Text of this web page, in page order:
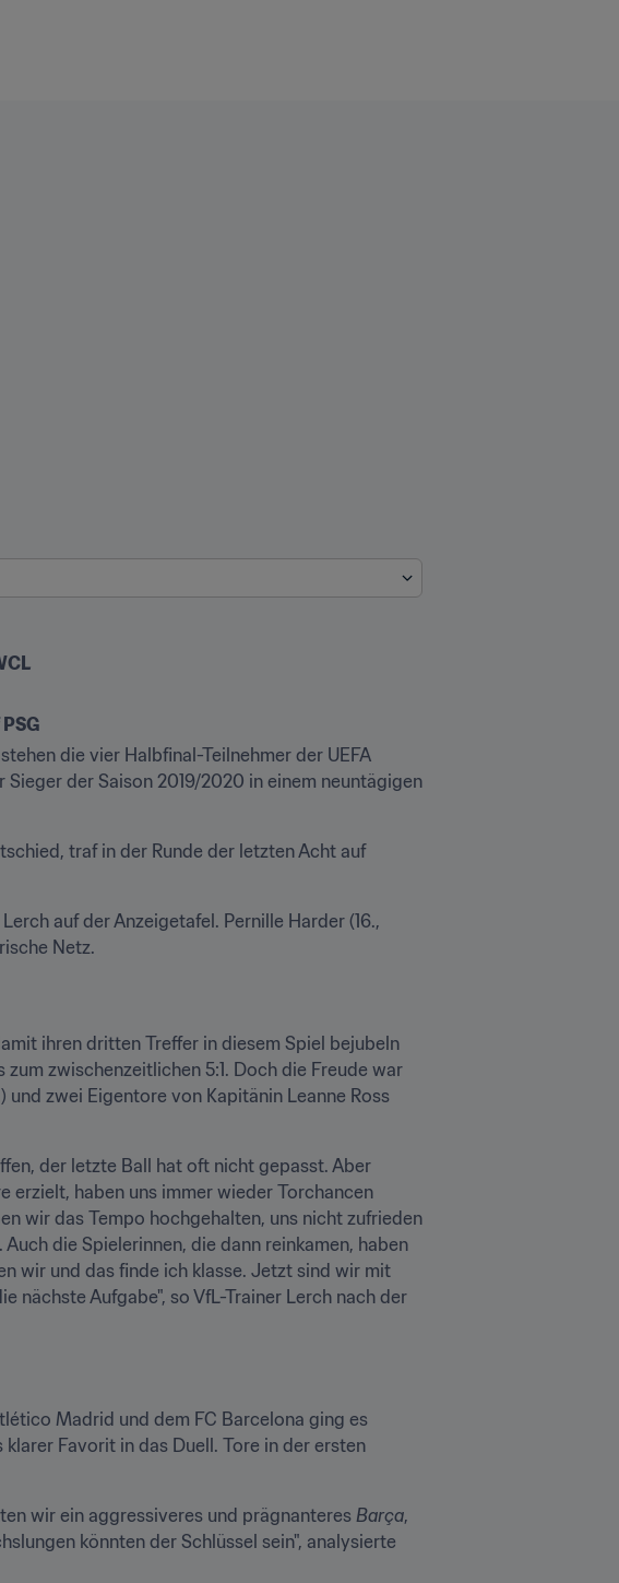
die vier Halbfinal-Teilnehmer der UEFA
der Saison 2019/2020 in einem neuntägigen
traf in der Runde der letzten Acht auf
auf der Anzeigetafel. Pernille Harder (16.,
Netz.
ihren dritten Treffer in diesem Spiel bejubeln
zwischenzeitlichen 5:1. Doch die Freude war
und zwei Eigentore von Kapitänin Leanne Ross
der letzte Ball hat oft nicht gepasst. Aber
erzielt, haben uns immer wieder Torchancen
wir das Tempo hochgehalten, uns nicht zufrieden
die Spielerinnen, die dann reinkamen, haben
wir und das finde ich klasse. Jetzt sind wir mit
nächste Aufgabe", so VfL-Trainer Lerch nach der
Madrid und dem FC Barcelona ging es
Favorit in das Duell. Tore in der ersten
wir ein aggressiveres und prägnanteres Barça,
könnten der Schlüssel sein", analysierte